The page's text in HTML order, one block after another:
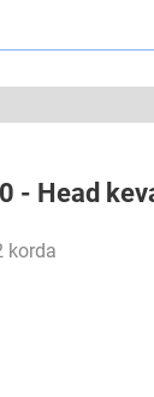
- Head
korda